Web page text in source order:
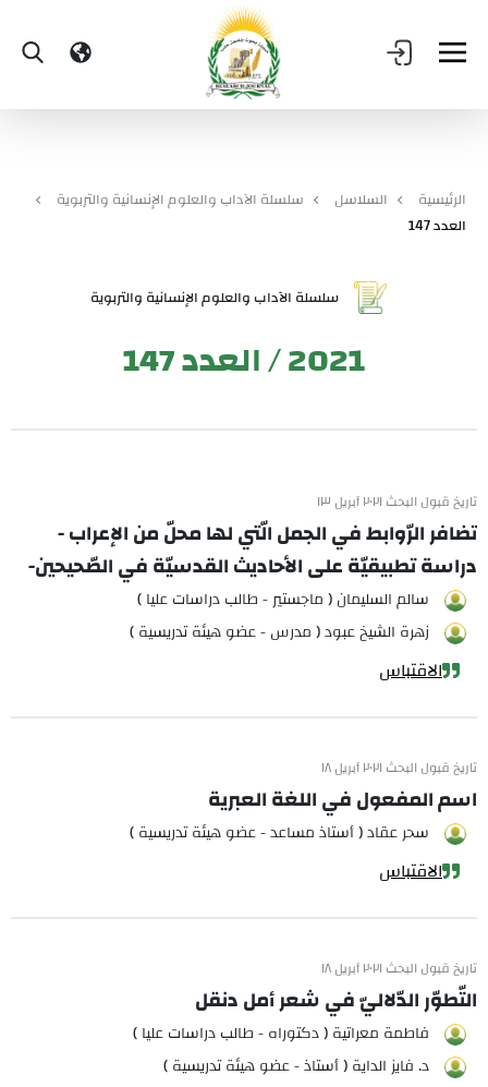
الرئيسية السلاسل
سلسلة الآداب والعلوم الإنسانية والتربوية
العدد 147
سلسلة الآداب والعلوم الإنسانية والتربوية
2021 / العدد 147
تاريخ قبول البحث ٢٠٢١ أبريل ١٣
تضافر الرّوابط في الجمل الّتي لها محلّ من الإعراب -
دراسة تطبيقيّة على الأحاديث القدسيّة في الصّحيحين-
سالم السليمان ( ماجستير - طالب دراسات عليا )
زهرة الشيخ عبود ( مدرس - عضو هيئة تدريسية )
الاقتباس
تاريخ قبول البحث ٢٠٢١ أبريل ١٨
اسم المفعول في اللغة العبرية
سحر عقاد ( أستاذ مساعد - عضو هيئة تدريسية )
الاقتباس
تاريخ قبول البحث ٢٠٢١ أبريل ١٨
التّطوّر الدّلاليّ في شعر أمل دنقل
فاطمة معراتية ( دكتوراه - طالب دراسات عليا )
د. فايز الداية ( أستاذ - عضو هيئة تدريسية )